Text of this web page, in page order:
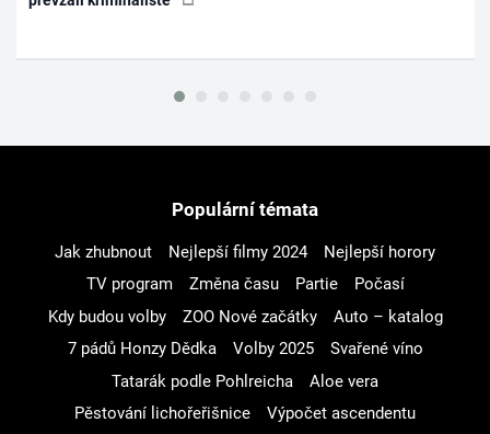
Populární témata
Jak zhubnout Nejlepší filmy 2024
Nejlepší horory
TV program
Změna času Partie
Počasí
Kdy budou volby
ZOO Nové začátky
Auto – katalog
7 pádů Honzy Dědka
Volby 2025
Svařené víno
Tatarák podle Pohlreicha
Aloe vera
Pěstování lichořeřišnice
Výpočet ascendentu